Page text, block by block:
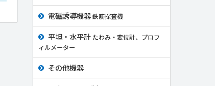
電磁誘導機器鉄筋探査機
平坦・水平計 たわみ・変位計、プロフ
ィルメーター
その他機器